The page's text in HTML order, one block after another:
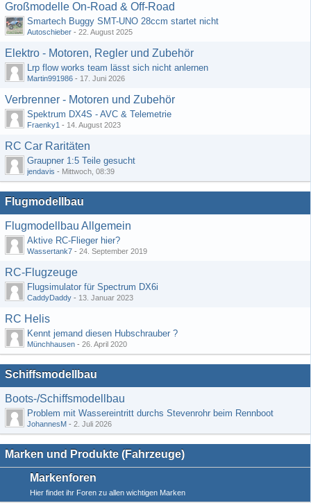
Großmodelle On-Road & Off-Road
Smartech Buggy SMT-UNO 28ccm startet nicht
Autoschieber - 22. August 2025
Elektro - Motoren, Regler und Zubehör
Lrp flow works team lässt sich nicht anlernen
Martin991986 - 17. Juni 2026
Verbrenner - Motoren und Zubehör
Spektrum DX4S - AVC & Telemetrie
Fraenky1 - 14. August 2023
RC Car Raritäten
Graupner 1:5 Teile gesucht
jendavis - Mittwoch, 08:39
Flugmodellbau
Flugmodellbau Allgemein
Aktive RC-Flieger hier?
Wassertank7 - 24. September 2019
RC-Flugzeuge
Flugsimulator für Spectrum DX6i
CaddyDaddy - 13. Januar 2023
RC Helis
Kennt jemand diesen Hubschrauber ?
Münchhausen - 26. April 2020
Schiffsmodellbau
Boots-/Schiffsmodellbau
Problem mit Wassereintritt durchs Stevenrohr beim Rennboot
JohannesM - 2. Juli 2026
Marken und Produkte (Fahrzeuge)
Markenforen
Hier findet ihr Foren zu allen wichtigen Marken